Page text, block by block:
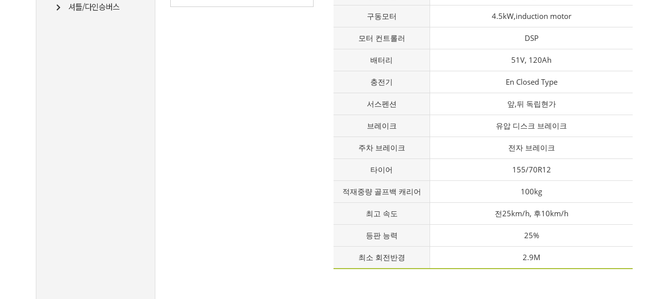
셔틀/다인승버스
구동모터 4.5kW,induction motor
모터 컨트롤러 DSP
배터리 51V, 120Ah
충전기 En Closed Type
서스펜션 앞,뒤 독립현가
브레이크 유압 디스크 브레이크
주차 브레이크 전자 브레이크
타이어 155/70R12
적재중량 골프백 캐리어 100kg
최고 속도 전25km/h, 후10km/h
등판 능력 25%
최소 회전반경 2.9M